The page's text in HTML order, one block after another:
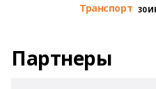
Транспорт 30
Партнеры